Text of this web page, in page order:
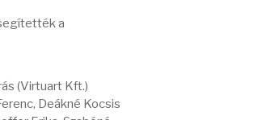
a
(Virtuart Kft.)
Deákné Kocsis